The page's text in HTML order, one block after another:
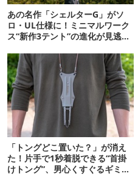
あの名作「シェルターG」がソ
ロ・UL仕様に！ミニマルワーク
ス“新作3テント”の進化が見逃せ
「トングどこ置いた？」が消え
た！片手で1秒着脱できる“首掛
けトング”、男心くすぐるギミッ